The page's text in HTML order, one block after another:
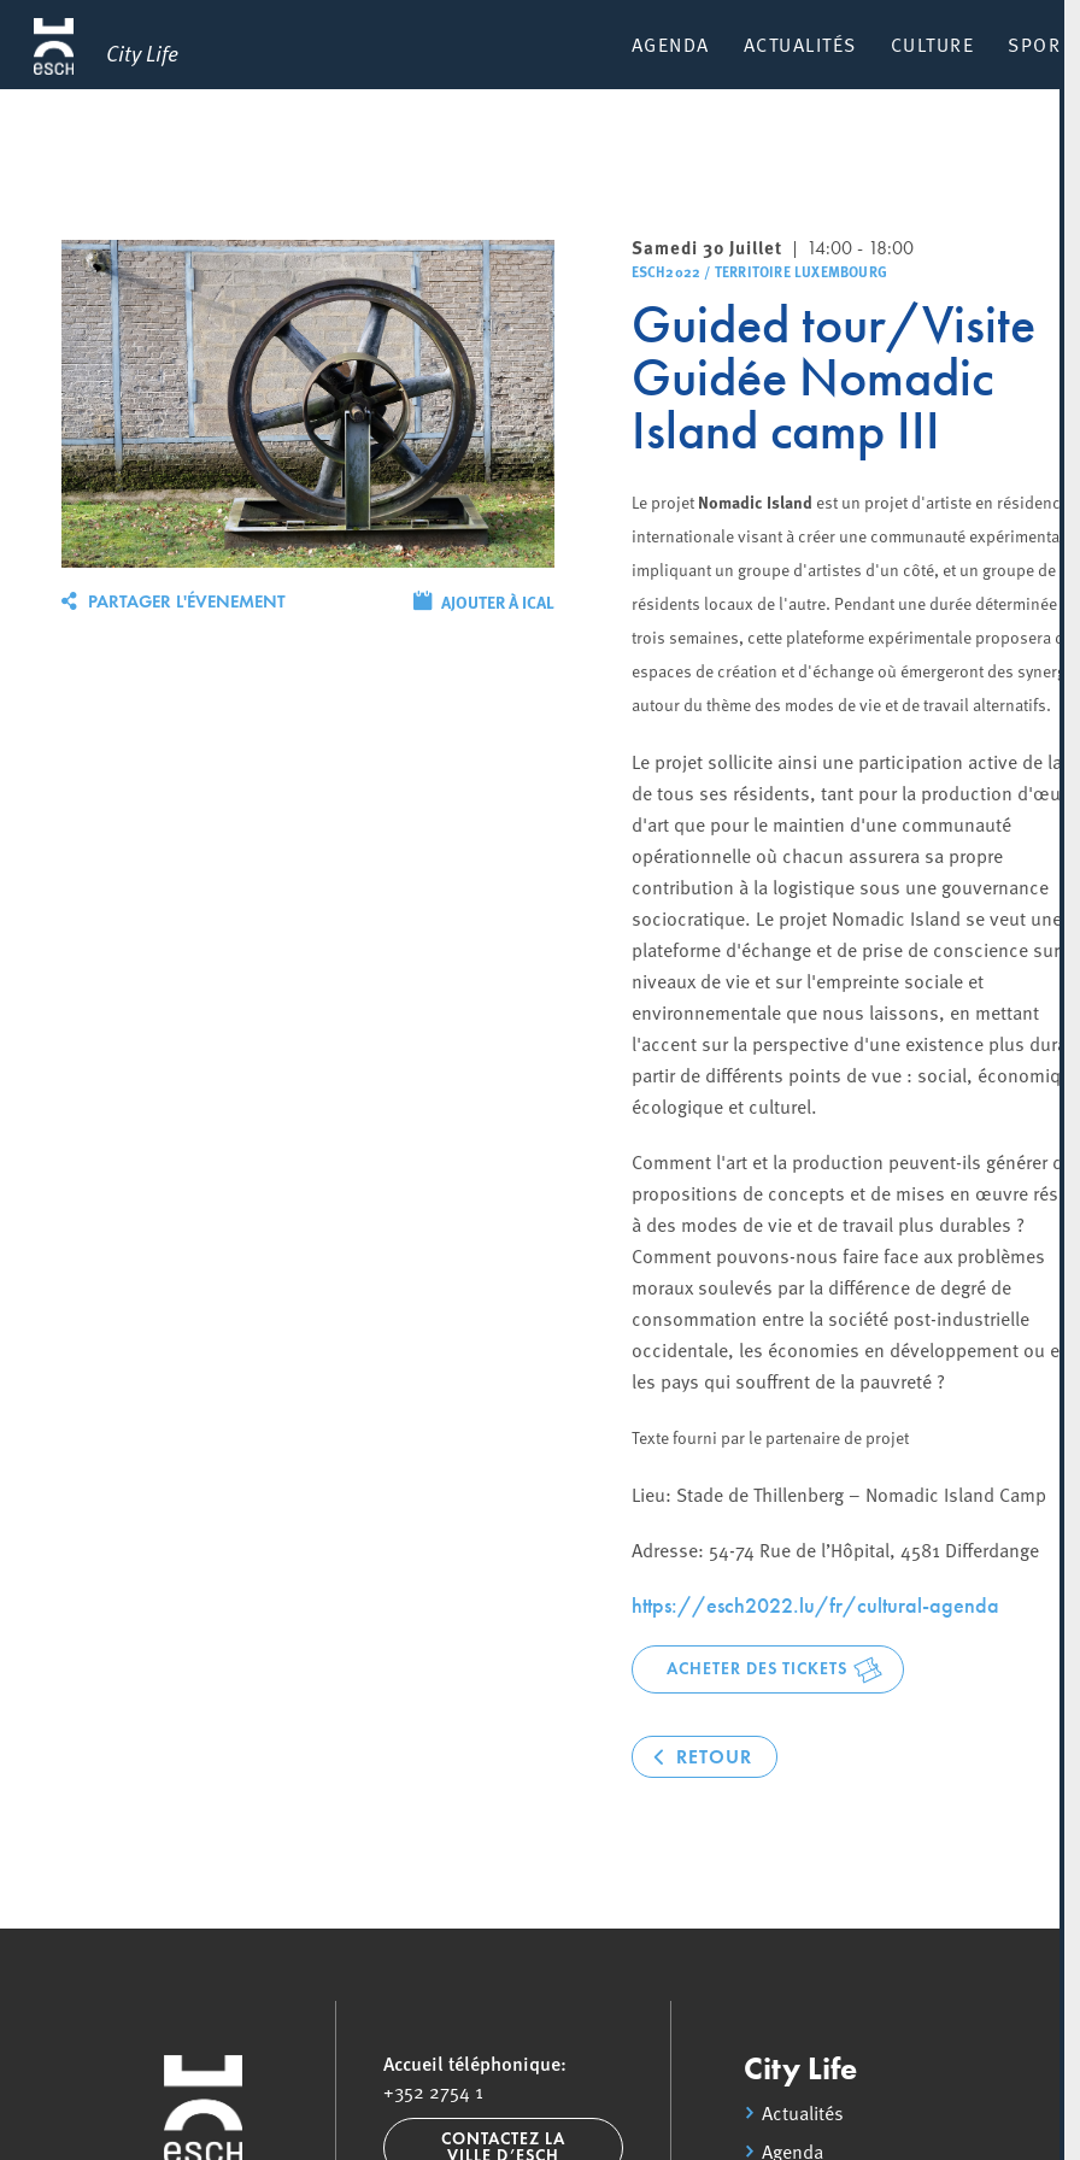
City Life AGENDA ACTUALITÉS CULTURE SPORT
AJOUTER À ICAL
PARTAGER L'ÉVENEMENT
Samedi 30 Juillet 14:00 - 18:00
ESCH2022 / TERRITOIRE LUXEMBOURG
Guided tour/Visite
Guidée Nomadic
Island camp III
Le projet Nomadic Island est un projet d'artiste en résidence
internationale visant à créer une communauté expérimentale
impliquant un groupe d'artistes d'un côté, et un groupe de
résidents locaux de l'autre. Pendant une durée déterminée de
trois semaines, cette plateforme expérimentale proposera des
espaces de création et d'échange où émergeront des synergies
autour du thème des modes de vie et de travail alternatifs.
Le projet sollicite ainsi une participation active de la
de tous ses résidents, tant pour la production
d'art que pour le maintien d'une communauté
opérationnelle où chacun assurera sa propre
contribution à la logistique sous une gouvernance
sociocratique. Le projet Nomadic Island se veut une
plateforme d'échange et de prise de conscience sur
niveaux de vie et sur l'empreinte sociale et
environnementale que nous laissons, en mettant
l'accent sur la perspective d'une existence plus
partir de différents points de vue : social, économique,
écologique et culturel.
Comment l'art et la production peuvent-ils générer des
propositions de concepts et de mises en œuvre
à des modes de vie et de travail plus durables ?
Comment pouvons-nous faire face aux problèmes
moraux soulevés par la différence de degré de
consommation entre la société post-industrielle
occidentale, les économies en développement ou
les pays qui souffrent de la pauvreté ?
Texte fourni par le partenaire de projet
Lieu: Stade de Thillenberg – Nomadic Island Camp
Adresse: 54-74 Rue de l’Hôpital, 4581 Differdange
https://esch2022.lu/fr/cultural-agenda
ACHETER DES TICKETS
RETOUR
Accueil téléphonique:
+352 2754 1
CONTACTEZ LA
VILLE D’ESCH
City Life
Actualités
Agenda